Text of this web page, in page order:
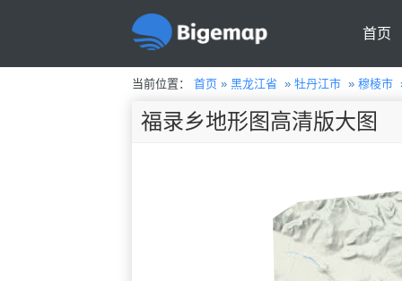
首页
当前位置： 首页» 黑龙江省 » 牡丹江市» 穆棱市
福录乡地形图高清版大图